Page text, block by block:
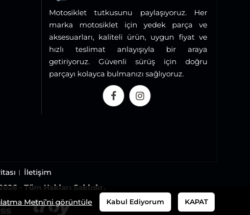
Motosiklet tutkusunu paylaşıyoruz. Her
marka motosiklet için yedek parça ve
aksesuarları, kaliteli ürün, uygun fiyat ve
hızlı teslimat anlayışıyla bir araya
getiriyoruz. Güvenli sürüş için doğru
parçayı kolayca bulmanızı sağlıyoruz.
İletişim
- Tüm Hakları Saklıdır.
Metni’ni görüntüle Kabul Ediyorum KAPAT